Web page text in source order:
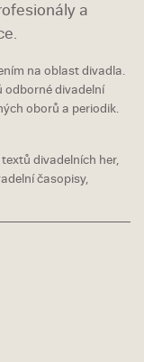
a
na oblast divadla.
odborné divadelní
oborů a periodik.
divadelních her,
časopisy,